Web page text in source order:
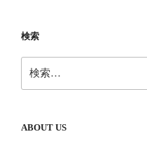
ー
シ
ョ
検索
索:
ABOUT US